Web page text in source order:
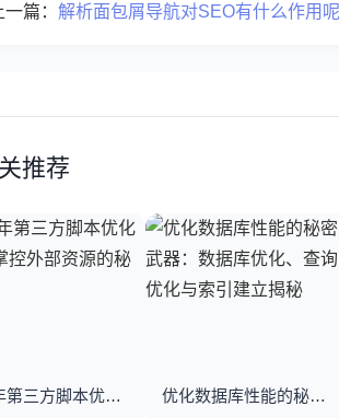
一篇： 解析面包屑导航对SEO有什么作用
推荐
2026年第三方脚本优化策略：掌控外部资源的秘密武器 优化数据库性能的秘密武器：数据库优化、查询优化与索引建立揭秘